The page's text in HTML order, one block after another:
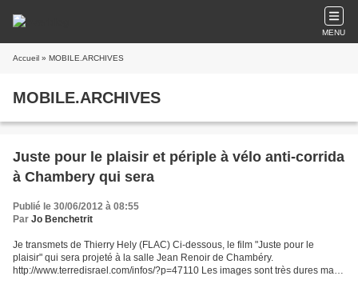
MENU
Accueil » MOBILE.ARCHIVES
MOBILE.ARCHIVES
Juste pour le plaisir et périple à vélo anti-corrida
à Chambery qui sera
Publié le 30/06/2012 à 08:55
Par Jo Benchetrit
Je transmets de Thierry Hely (FLAC) Ci-dessous, le film "Juste pour le
plaisir" qui sera projeté à la salle Jean Renoir de Chambéry.
http://www.terredisrael.com/infos/?p=47110 Les images sont très dures mais